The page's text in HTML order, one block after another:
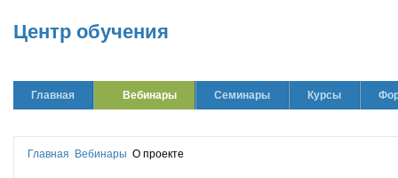
Центр обучения
Главная Вебинары Семинары Курсы
Главная Вебинары О проекте